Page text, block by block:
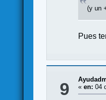
(y un
Pues
9
«en: 04